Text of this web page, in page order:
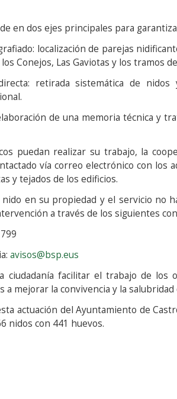
en dos ejes principales para
localización de parejas
Conejos, Las Gaviotas y los tramos
retirada sistemática de
de una memoria técnica y
puedan realizar su trabajo, la
vía correo electrónico con los
y tejados de los edificios.
en su propiedad y el servicio no
a través de los siguientes
avisos@bsp.eus
ciudadanía facilitar el trabajo de los
a mejorar la convivencia y la
actuación del Ayuntamiento de
nidos con 441 huevos.